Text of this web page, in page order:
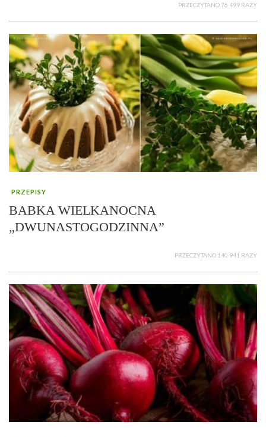
PRZECZYTANO 76 499 RAZY
PRZEPISY
BABKA WIELKANOCNA
„DWUNASTOGODZINNA”
PRZECZYTANO 140 941 RAZY